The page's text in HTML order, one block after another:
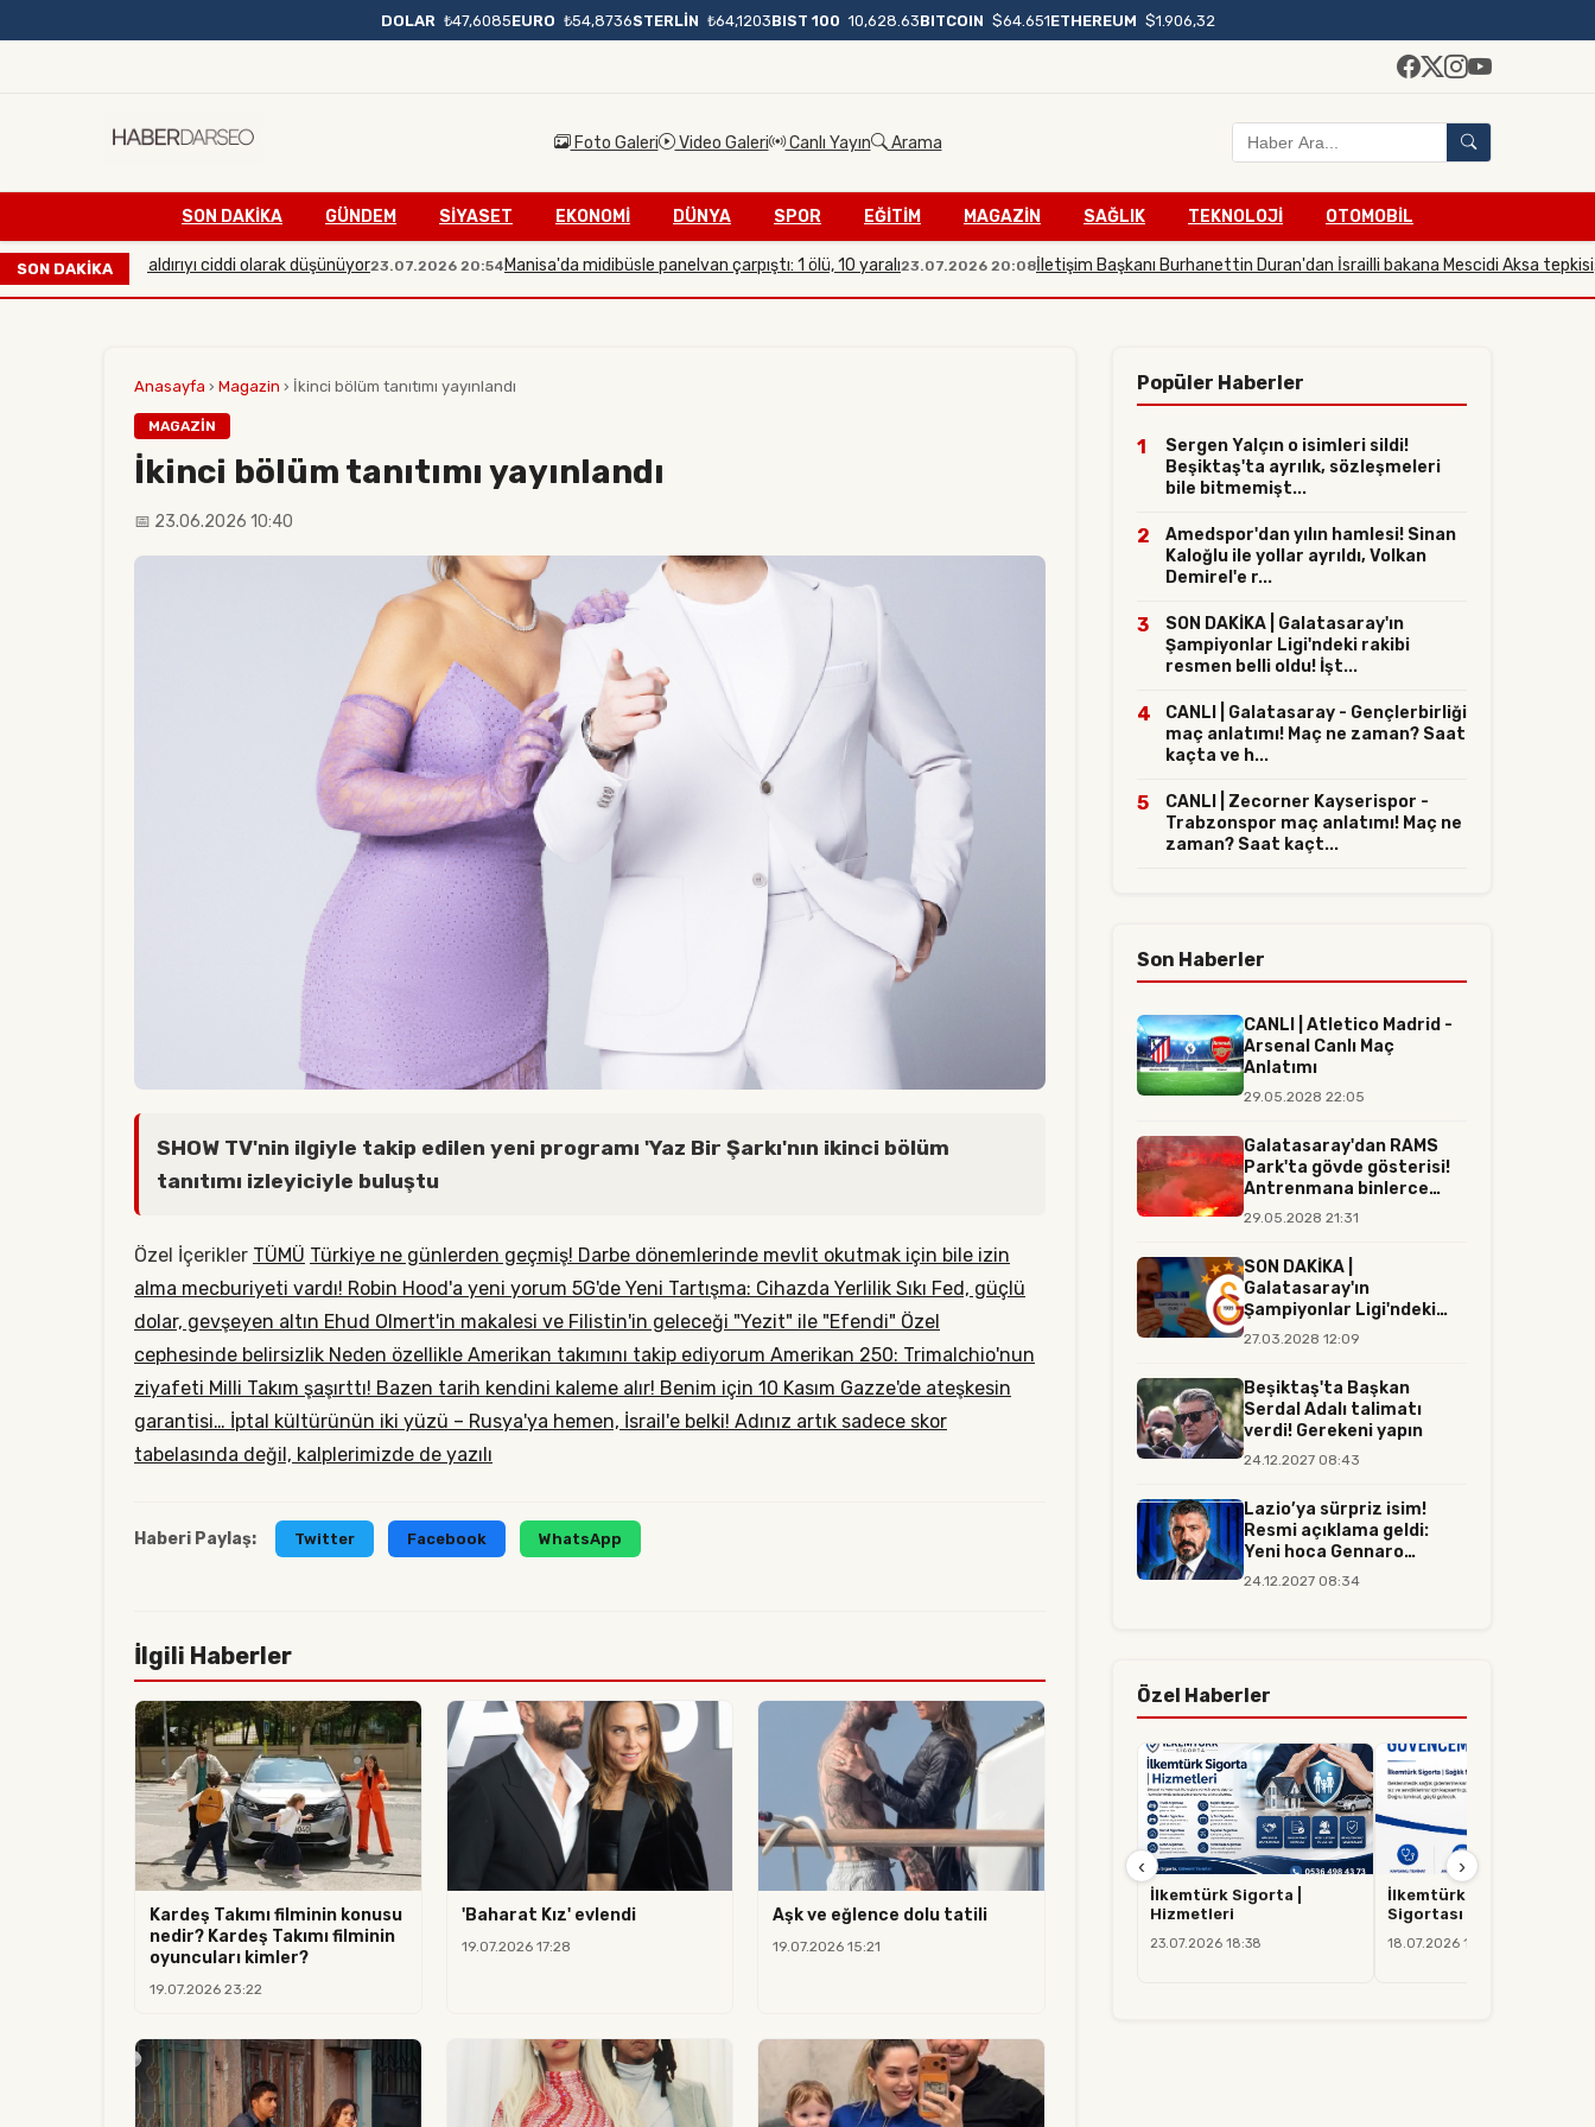
DOLAR ₺47,6085EURO ₺54,8736STERLİN ₺64,1203BIST 100 10,628.63BITCOIN $64.651ETHEREUM $1.906,32
Foto Galeri Video Galeri Canlı Yayın Arama
SON DAKIKA GÜNDEM SİYASET EKONOMİ DÜNYA SPOR EĞİTİM MAGAZİN SAĞLIK TEKNOLOJİ OTOMOBİL
SON DAKİKA
çaplı bir saldırıyı ciddi olarak düşünüyor23.07.2026 20:54Manisa'da midibüsle panelvan çarpıştı: 1 ölü, 10 yaralı23.07.2026 20:08İletişim Başkanı Burhanettin Duran'dan İsrailli bakana Mescidi Aksa tepkisi
Anasayfa › Magazin › İkinci bölüm tanıtımı yayınlandı
MAGAZIN
İkinci bölüm tanıtımı yayınlandı
📅 23.06.2026 10:40
SHOW TV'nin ilgiyle takip edilen yeni programı 'Yaz Bir Şarkı'nın ikinci bölüm
tanıtımı izleyiciyle buluştu
Özel İçerikler TÜMÜ Türkiye ne günlerden geçmiş! Darbe dönemlerinde mevlit okutmak için bile izin
alma mecburiyeti vardı! Robin Hood'a yeni yorum 5G'de Yeni Tartışma: Cihazda Yerlilik Sıkı Fed, güçlü
dolar, gevşeyen altın Ehud Olmert'in makalesi ve Filistin'in geleceği "Yezit" ile "Efendi" Özel
cephesinde belirsizlik Neden özellikle Amerikan takımını takip ediyorum Amerikan 250: Trimalchio'nun
ziyafeti Milli Takım şaşırttı! Bazen tarih kendini kaleme alır! Benim için 10 Kasım Gazze'de ateşkesin
garantisi… İptal kültürünün iki yüzü – Rusya'ya hemen, İsrail'e belki! Adınız artık sadece skor
tabelasında değil, kalplerimizde de yazılı
Haberi Paylaş: Twitter Facebook WhatsApp
İlgili Haberler
Kardeş Takımı filminin konusu
nedir? Kardeş Takımı filminin
oyuncuları kimler?
19.07.2026 23:22
'Baharat Kız' evlendi
19.07.2026 17:28
Aşk ve eğlence dolu tatili
19.07.2026 15:21
Popüler Haberler
1
Sergen Yalçın o isimleri sildi!
Beşiktaş'ta ayrılık, sözleşmeleri
bile bitmemişt...
2
Amedspor'dan yılın hamlesi! Sinan
Kaloğlu ile yollar ayrıldı, Volkan
Demirel'e r...
3
SON DAKİKA | Galatasaray'ın
Şampiyonlar Ligi'ndeki rakibi
resmen belli oldu! İşt...
4
CANLI | Galatasaray - Gençlerbirliği
maç anlatımı! Maç ne zaman? Saat
kaçta ve h...
5
CANLI | Zecorner Kayserispor -
Trabzonspor maç anlatımı! Maç ne
zaman? Saat kaçt...
Son Haberler
CANLI | Atletico Madrid -
Arsenal Canlı Maç
Anlatımı
29.05.2028 22:05
Galatasaray'dan RAMS
Park'ta gövde gösterisi!
Antrenmana binlerce
tara...
29.05.2028 21:31
SON DAKİKA |
Galatasaray'ın
Şampiyonlar Ligi'ndeki
rakibi resmen belli...
27.03.2028 12:09
Beşiktaş'ta Başkan
Serdal Adalı talimatı
verdi! Gerekeni yapın
24.12.2027 08:43
Lazio’ya sürpriz isim!
Resmi açıklama geldi:
Yeni hoca Gennaro
Gattuso...
24.12.2027 08:34
Özel Haberler
İlkemtürk Sigorta |
Hizmetleri
23.07.2026 18:38
İlkemtürk Sigorta | Sağlık
Sigortası
18.07.2026 14:37
‹ ›